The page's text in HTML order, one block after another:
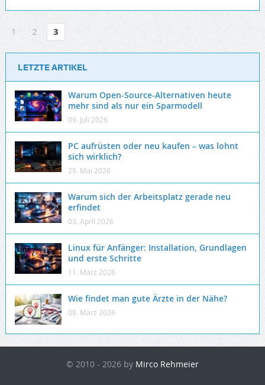
1 2 3
LETZTE ARTIKEL
Warum Open-Source-Alternativen heute
mehr sind als nur ein Sparmodell
09. Juli 2026
PC aufrüsten oder neu kaufen – was lohnt
sich wirklich?
29. Mai 2026
Warum sich der Arbeitsplatz gerade neu
erfindet
03. April 2026
Linux für Anfänger: Installation, Grundlagen
und erste Schritte
11. März 2026
Wie findet man gute Ärzte in der Nähe?
08. März 2026
© 2010 - 2026 by Mirco Rehmeier